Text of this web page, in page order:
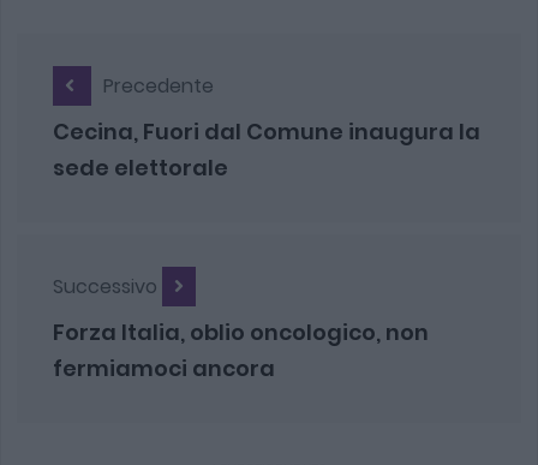
Precedente
Cecina, Fuori dal Comune inaugura la
sede elettorale
Successivo
Forza Italia, oblio oncologico, non
fermiamoci ancora